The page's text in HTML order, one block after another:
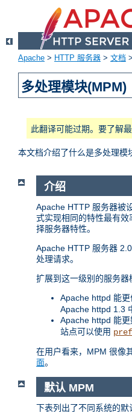
Apache > HTTP 服务器 > 文档 >
多处理模块(MPM)
此翻译可能过期。要了解
本文档介绍了什么是多处理模
介绍
Apache HTTP 服务器被
式实现相同的特性最有
择服务器特性。
Apache HTTP 服务器
处理请求。
扩展到这一级别的服务
Apache httpd 能
Apache httpd 1.3
Apache httpd 能
站点可以使用
在用户看来，MPM 很像
面。
默认 MPM
下表列出了不同系统的默